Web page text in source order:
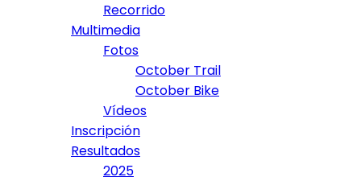
Recorrido
Multimedia
Fotos
October Trail
October Bike
Vídeos
Inscripción
Resultados
2025